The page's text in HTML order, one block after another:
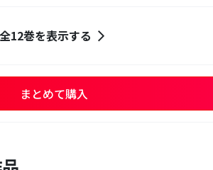
全12巻を表示する
まとめて購入